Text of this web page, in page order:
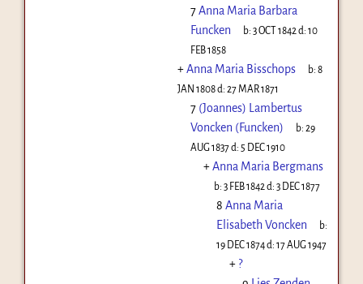
7Anna Maria Barbara
Funcken
b:3 OCT 1842 d:10
FEB 1858
+Anna Maria Bisschops b:8
JAN 1808d: 27 MAR 1871
7 (Joannes) Lambertus
Voncken (Funcken)
b:29
AUG 1837d: 5 DEC 1910
+Anna Maria Bergmans
b:3 FEB 1842 d:3 DEC 1877
8 Anna Maria
Elisabeth Voncken
b:
19 DEC 1874d: 17 AUG 1947
+ ?